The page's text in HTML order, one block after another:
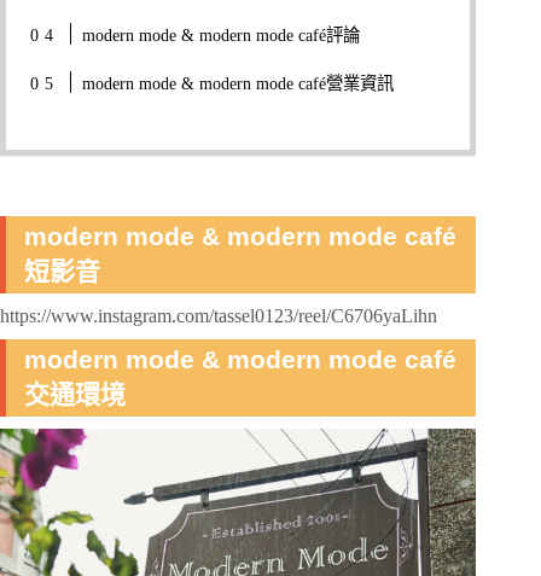
modern mode & modern mode café評論
modern mode & modern mode café營業資訊
modern mode & modern mode café
短影音
https://www.instagram.com/tassel0123/reel/C6706yaLihn
modern mode & modern mode café
交通環境